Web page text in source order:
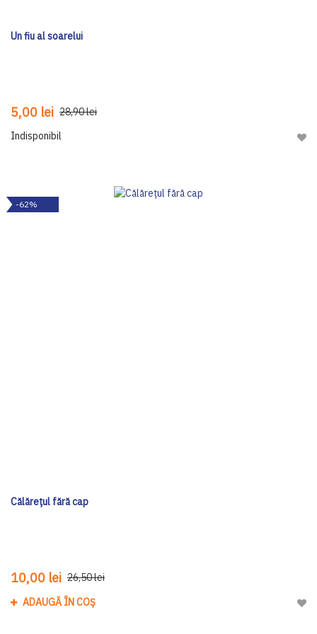
Un fiu al soarelui
5,00 lei 28,90 lei
Indisponibil
-62%
Călărețul fără cap
10,00 lei 26,50 lei
ADAUGĂ ÎN COȘ